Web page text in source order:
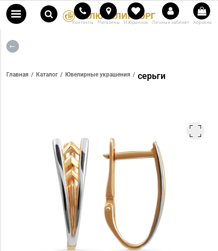
Контакты Магазины Избранное Личный кабинет Корзина
Главная Каталог Ювелирные украшения серьги